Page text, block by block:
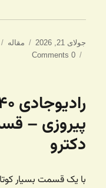
ارسال
شده
جولای 21, 2026 دسته‌ها
مقاله
0 Comments
دکترو
با یک قسمت بسیار